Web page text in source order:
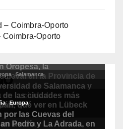
Coimbra-Oporto